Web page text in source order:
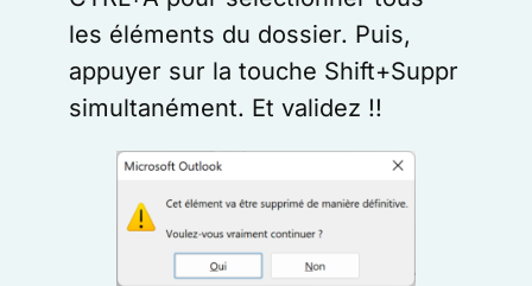
les éléments du dossier. Puis,
appuyer sur la touche Shift+Suppr
simultanément. Et validez !!